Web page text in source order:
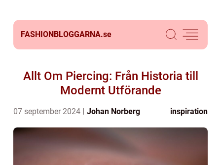
FASHIONBLOGGARNA.se
Allt Om Piercing: Från Historia till
Modernt Utförande
07 september 2024 Johan Norberg inspiration